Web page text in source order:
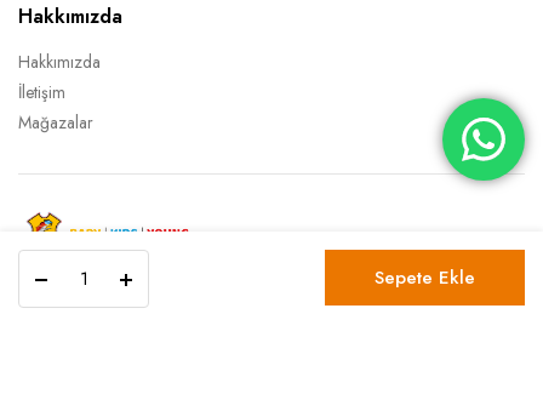
Karyola
100x200
Sepete Ekle
Hakkımızda
Hakkımızda
İletişim
Mağazalar
Copyright 2022 © TİTİ Mobilya Tüm Hakları Saklıdır.